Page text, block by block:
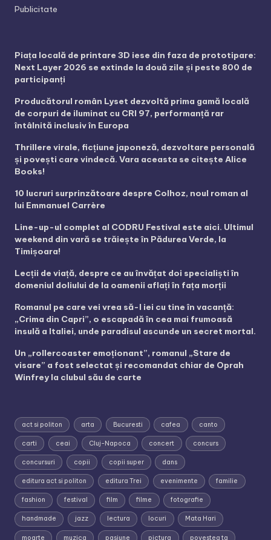
Publicitate
Piața locală de printare 3D iese din faza de prototipare:
Next Layer 2026 se extinde la două zile și peste 800 de
participanți
Producătorul român Lyset dezvoltă prima gamă locală
de corpuri de iluminat cu CRI 97, performanță rar
întâlnită inclusiv în Europa
Thrillere virale, ficțiune japoneză, dezvoltare personală
și povești care vindecă. Vara aceasta se citește Alice
Books!
10 lucruri surprinzătoare despre Colhoz, noul roman al
lui Emmanuel Carrère
Line-up-ul complet al CODRU Festival este aici. Ultimul
weekend din vară se trăiește în Pădurea Verde, la
Timișoara!
Lecții de viață, despre ce au învățat doi specialiști în
domeniul doliului de la oamenii aflați în fața morții
Romanul pe care vei vrea să-l iei cu tine în vacanță:
„Crima din Capri”, o escapadă în cea mai frumoasă
insulă a Italiei, unde paradisul ascunde un secret mortal.
Un „rollercoaster emoționant”, romanul „Stare de
visare” a fost selectat și recomandat chiar de Oprah
Winfrey la clubul său de carte
act si politon arta Bucuresti cafea canto
carti ceai Cluj-Napoca concert concurs
concursuri copii copii super dans
editura act si politon editura Trei evenimente familie
fashion festival film filme fotografie
handmade jazz lectura locuri Mata Hari
moarte muzica pasiune pictura povestea ta